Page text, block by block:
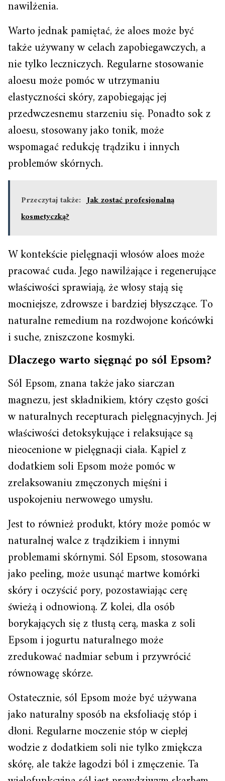
nawilżenia.
Warto jednak pamiętać, że aloes może być
także używany w celach zapobiegawczych, a
nie tylko leczniczych. Regularne stosowanie
aloesu może pomóc w utrzymaniu
elastyczności skóry, zapobiegając jej
przedwczesnemu starzeniu się. Ponadto sok z
aloesu, stosowany jako tonik, może
wspomagać redukcję trądziku i innych
problemów skórnych.
Przeczytaj także: Jak zostać profesjonalną
kosmetyczką?
W kontekście pielęgnacji włosów aloes może
pracować cuda. Jego nawilżające i regenerujące
właściwości sprawiają, że włosy stają się
mocniejsze, zdrowsze i bardziej błyszczące. To
naturalne remedium na rozdwojone końcówki
i suche, zniszczone kosmyki.
Dlaczego warto sięgnąć po sól Epsom?
Sól Epsom, znana także jako siarczan
magnezu, jest składnikiem, który często gości
w naturalnych recepturach pielęgnacyjnych. Jej
właściwości detoksykujące i relaksujące są
nieocenione w pielęgnacji ciała. Kąpiel z
dodatkiem soli Epsom może pomóc w
zrelaksowaniu zmęczonych mięśni i
uspokojeniu nerwowego umysłu.
Jest to również produkt, który może pomóc w
naturalnej walce z trądzikiem i innymi
problemami skórnymi. Sól Epsom, stosowana
jako peeling, może usunąć martwe komórki
skóry i oczyścić pory, pozostawiając cerę
świeżą i odnowioną. Z kolei, dla osób
borykających się z tłustą cerą, maska z soli
Epsom i jogurtu naturalnego może
zredukować nadmiar sebum i przywrócić
równowagę skórze.
Ostatecznie, sól Epsom może być używana
jako naturalny sposób na eksfoliację stóp i
dłoni. Regularne moczenie stóp w ciepłej
wodzie z dodatkiem soli nie tylko zmiękcza
skórę, ale także łagodzi ból i zmęczenie. Ta